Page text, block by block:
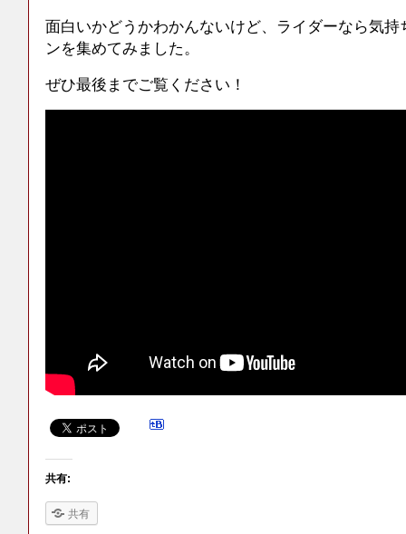
面白いかどうかわかんないけど、ライダーなら気
ンを集めてみました。
ぜひ最後までご覧ください！
共有:
共有